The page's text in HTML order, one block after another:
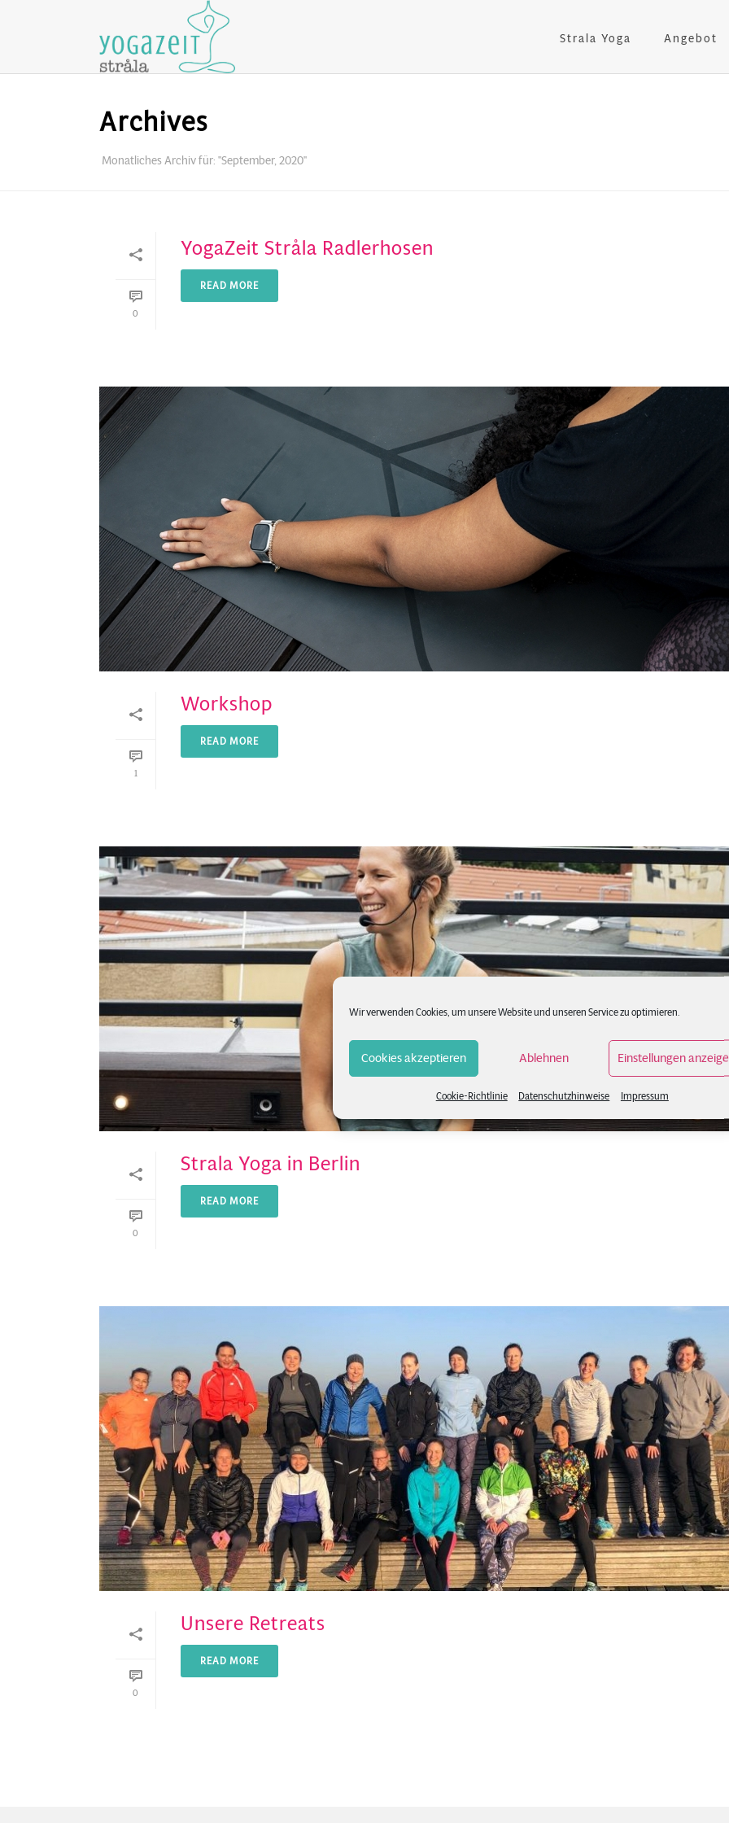
Wir verwenden Cookies, um unsere Website und unseren Service zu optimieren.
Cookies akzeptieren Ablehnen Einstellungen
Cookie-Richtlinie Datenschutzhinweise Impressum
Strala Yoga Angebot
Archives
Monatliches Archiv für: "September, 2020"
0
YogaZeit Stråla Radlerhosen
READ MORE
1
Workshop
READ MORE
0
Strala Yoga in Berlin
READ MORE
0
Unsere Retreats
READ MORE